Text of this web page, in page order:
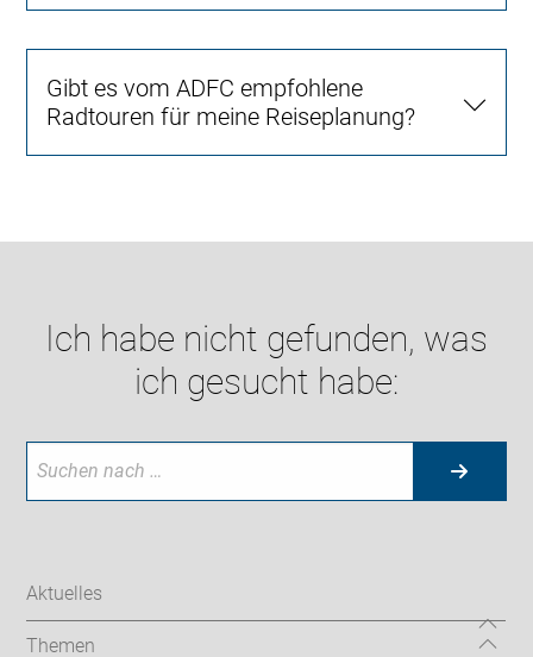
Gibt es vom ADFC empfohlene
Radtouren für meine Reiseplanung?
Ich habe nicht gefunden, was
ich gesucht habe:
Aktuelles
Themen